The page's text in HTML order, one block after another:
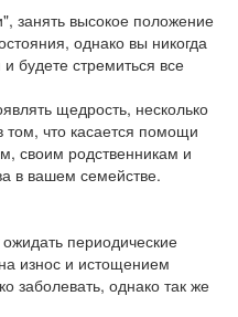
занять высокое положение
однако вы никогда
будете стремиться все
щедрость, несколько
что касается помощи
своим родственникам и
в вашем семействе.
периодические
износ и истощением
заболевать, однако так же